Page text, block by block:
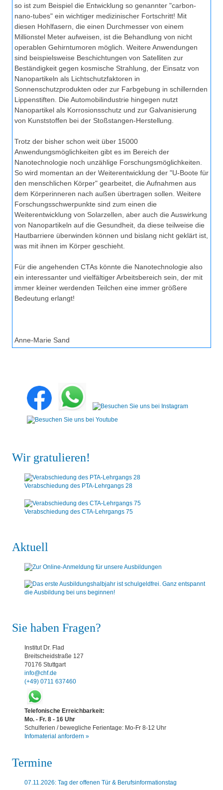
so ist zum Beispiel die Entwicklung so genannter "carbon-
nano-tubes" ein wichtiger medizinischer Fortschritt! Mit
diesen Hohlfasern, die einen Durchmesser von einem
Millionstel Meter aufweisen, ist die Behandlung von nicht
operablen Gehirntumoren möglich. Weitere Anwendungen
sind beispielsweise Beschichtungen von Satelliten zur
Beständigkeit gegen kosmische Strahlung, der Einsatz von
Nanopartikeln als Lichtschutzfaktoren in
Sonnenschutzprodukten oder zur Farbgebung in schillernden
Lippenstiften. Die Automobilindustrie hingegen nutzt
Nanopartikel als Korrosionsschutz und zur Galvanisierung
von Kunststoffen bei der Stoßstangen-Herstellung.
Trotz der bisher schon weit über 15000
Anwendungsmöglichkeiten gibt es im Bereich der
Nanotechnologie noch unzählige Forschungsmöglichkeiten.
So wird momentan an der Weiterentwicklung der "U-Boote für
den menschlichen Körper" gearbeitet, die Aufnahmen aus
dem Körperinneren nach außen übertragen sollen. Weitere
Forschungsschwerpunkte sind zum einen die
Weiterentwicklung von Solarzellen, aber auch die Auswirkung
von Nanopartikeln auf die Gesundheit, da diese teilweise die
Hautbarriere überwinden können und bislang nicht geklärt ist,
was mit ihnen im Körper geschieht.
Für die angehenden CTAs könnte die Nanotechnologie also
ein interessanter und vielfältiger Arbeitsbereich sein, der mit
immer kleiner werdenden Teilchen eine immer größere
Bedeutung erlangt!
Anne-Marie Sand
Wir gratulieren!
Verabschiedung des PTA-Lehrgangs 28
Verabschiedung des CTA-Lehrgangs 75
Aktuell
Sie haben Fragen?
Institut Dr. Flad
Breitscheidstraße 127
70176 Stuttgart
info@chf.de
(+49) 0711 637460
Telefonische Erreichbarkeit:
Mo. - Fr. 8 - 16 Uhr
Schulferien / bewegliche Ferientage: Mo-Fr 8-12 Uhr
Infomaterial anfordern »
Termine
07.11.2026: Tag der offenen Tür & Berufsinformationstag